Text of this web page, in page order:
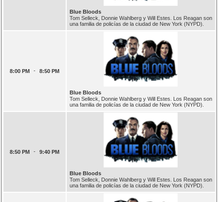
Blue Bloods
Tom Selleck, Donnie Wahlberg y Will Estes. Los Reagan son
una familia de policías de la ciudad de New York (NYPD).
8:00 PM - 8:50 PM
Blue Bloods
Tom Selleck, Donnie Wahlberg y Will Estes. Los Reagan son
una familia de policías de la ciudad de New York (NYPD).
8:50 PM - 9:40 PM
Blue Bloods
Tom Selleck, Donnie Wahlberg y Will Estes. Los Reagan son
una familia de policías de la ciudad de New York (NYPD).